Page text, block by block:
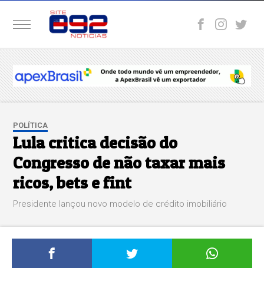
POLÍTICA
Lula critica decisão do
Congresso de não taxar mais
ricos, bets e fint
Presidente lançou novo modelo de crédito imobiliário